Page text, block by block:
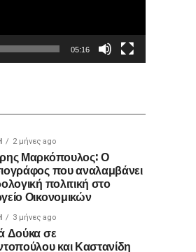
05:16
2 μήνες ago
Μαρκόπουλος: Ο
που αναλαμβάνει
πολιτική στο
Οικονομικών
3 μήνες ago
Δούκα σε
και Καστανίδη